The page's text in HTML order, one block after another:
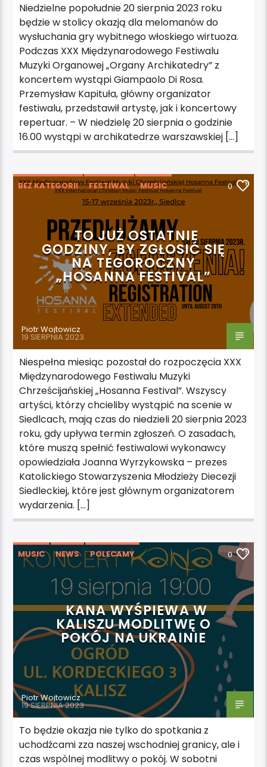
Niedzielne popołudnie 20 sierpnia 2023 roku
będzie w stolicy okazją dla melomanów do
wysłuchania gry wybitnego włoskiego wirtuoza.
Podczas XXX Międzynarodowego Festiwalu
Muzyki Organowej „Organy Archikatedry” z
koncertem wystąpi Giampaolo Di Rosa.
Przemysław Kapituła, główny organizator
festiwalu, przedstawił artystę, jak i koncertowy
repertuar. – W niedzielę 20 sierpnia o godzinie
16.00 wystąpi w archikatedrze warszawskiej […]
BEZ KATEGORII FESTIWAL
MUSIC
POLECAMY WYDARZENIA
0
TO JUŻ OSTATNIE
GODZINY, BY ZGŁOSIĆ SIĘ
NA TEGOROCZNY
„HOSANNA FESTIVAL”
Piotr Wojtowicz
19 SIERPNIA 2023
Niespełna miesiąc pozostał do rozpoczęcia XXX
Międzynarodowego Festiwalu Muzyki
Chrześcijańskiej „Hosanna Festival”. Wszyscy
artyści, którzy chcieliby wystąpić na scenie w
Siedlcach, mają czas do niedzieli 20 sierpnia 2023
roku, gdy upływa termin zgłoszeń. O zasadach,
które muszą spełnić festiwalowi wykonawcy
opowiedziała Joanna Wyrzykowska – prezes
Katolickiego Stowarzyszenia Młodzieży Diecezji
Siedleckiej, które jest głównym organizatorem
wydarzenia. […]
MUSIC NEWS
POLECAMY
WYDARZENIA
0
KANA WYŚPIEWA W
KALISZU MODLITWĘ O
POKÓJ NA UKRAINIE
Piotr Wojtowicz
19 SIERPNIA 2023
To będzie okazja nie tylko do spotkania z
uchodźcami zza naszej wschodniej granicy, ale i
czas wspólnej modlitwy o pokój. W sobotni